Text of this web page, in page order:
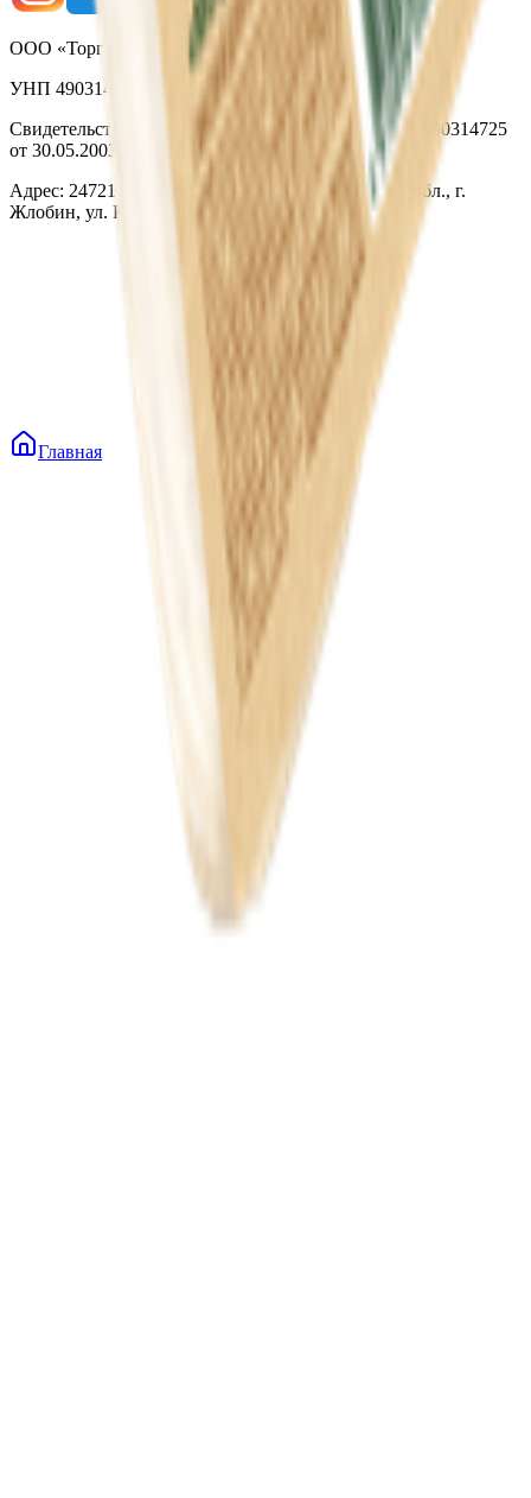
ООО «Торговая сеть «Продмир»
УНП 490314725
Свидетельство о государственной регистрации № 490314725
от 30.05.2003г выдано Гомельским облисполкомом
Адрес: 247210, Республика Беларусь, Гомельская обл., г.
Жлобин, ул. Козлова 2-А
Главная